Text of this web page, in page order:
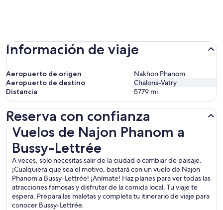
Información de viaje
Aeropuerto de origen
Nakhon Phanom
Aeropuerto de destino
Chalons-Vatry
Distancia
5779 mi
Reserva con confianza
Vuelos de Najon Phanom a
Bussy-Lettrée
A veces, solo necesitas salir de la ciudad o cambiar de paisaje.
¡Cualquiera que sea el motivo, bastará con un vuelo de Najon
Phanom a Bussy-Lettrée! ¡Anímate! Haz planes para ver todas las
atracciones famosas y disfrutar de la comida local. Tu viaje te
espera. Prepara las maletas y completa tu itinerario de viaje para
conocer Bussy-Lettrée.
Vuelos de Najon Phanom a Bussy-Lettrée